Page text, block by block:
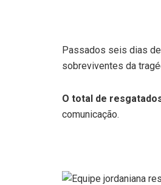
Passados seis dias
sobreviventes da
O total de
comunicação.